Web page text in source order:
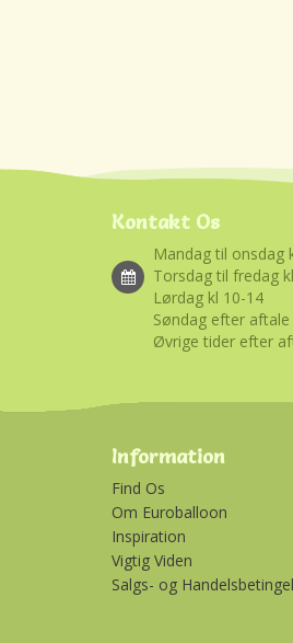
Kontakt Os
Mandag til onsdag
Torsdag til fredag
Lørdag kl 10-14
Søndag efter aftale
Øvrige tider efter
Information
Find Os
Om Euroballoon
Inspiration
Vigtig Viden
Salgs- og